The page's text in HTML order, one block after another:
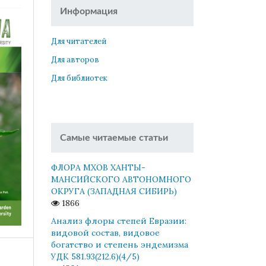
Информация
Для читателей
Для авторов
Для библиотек
Самые читаемые статьи
ФЛОРА МХОВ ХАНТЫ-
МАНСИЙСКОГО АВТОНОМНОГО
ОКРУГА (ЗАПАДНАЯ СИБИРЬ)
1866
Анализ флоры степей Евразии:
видовой состав, видовое
богатство и степень эндемизма
УДК 581.93(212.6)(4/5)